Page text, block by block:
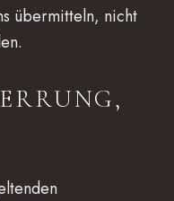
übermitteln, nicht